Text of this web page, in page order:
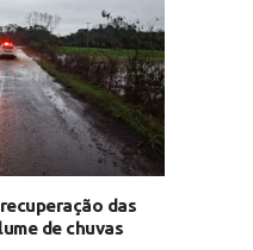
das
de chuvas